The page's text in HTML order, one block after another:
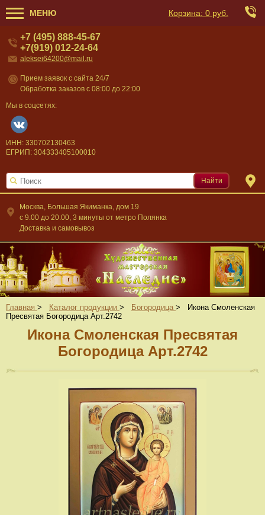
МЕНЮ Корзина: 0 руб.
Москва, Большая Якиманка, дом 19
c 9.00 до 20.00, 3 минуты от метро Полянка
Доставка и самовывоз
+7 (495) 888-45-67
+7(919) 012-24-64
aleksei64200@mail.ru
Прием заявок с сайта 24/7
Обработка заказов с 08:00 до 22:00
Мы в соцсетях:
ИНН: 330702130463
ЕГРИП: 304333405100010
Найти
Главная > Каталог продукции > Богородица >
Икона Смоленская
Пресвятая Богородица Арт.2742
Икона Смоленская Пресвятая
Богородица Арт.2742